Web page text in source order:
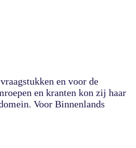
en voor de
en kranten kon zij haar
Voor Binnenlands